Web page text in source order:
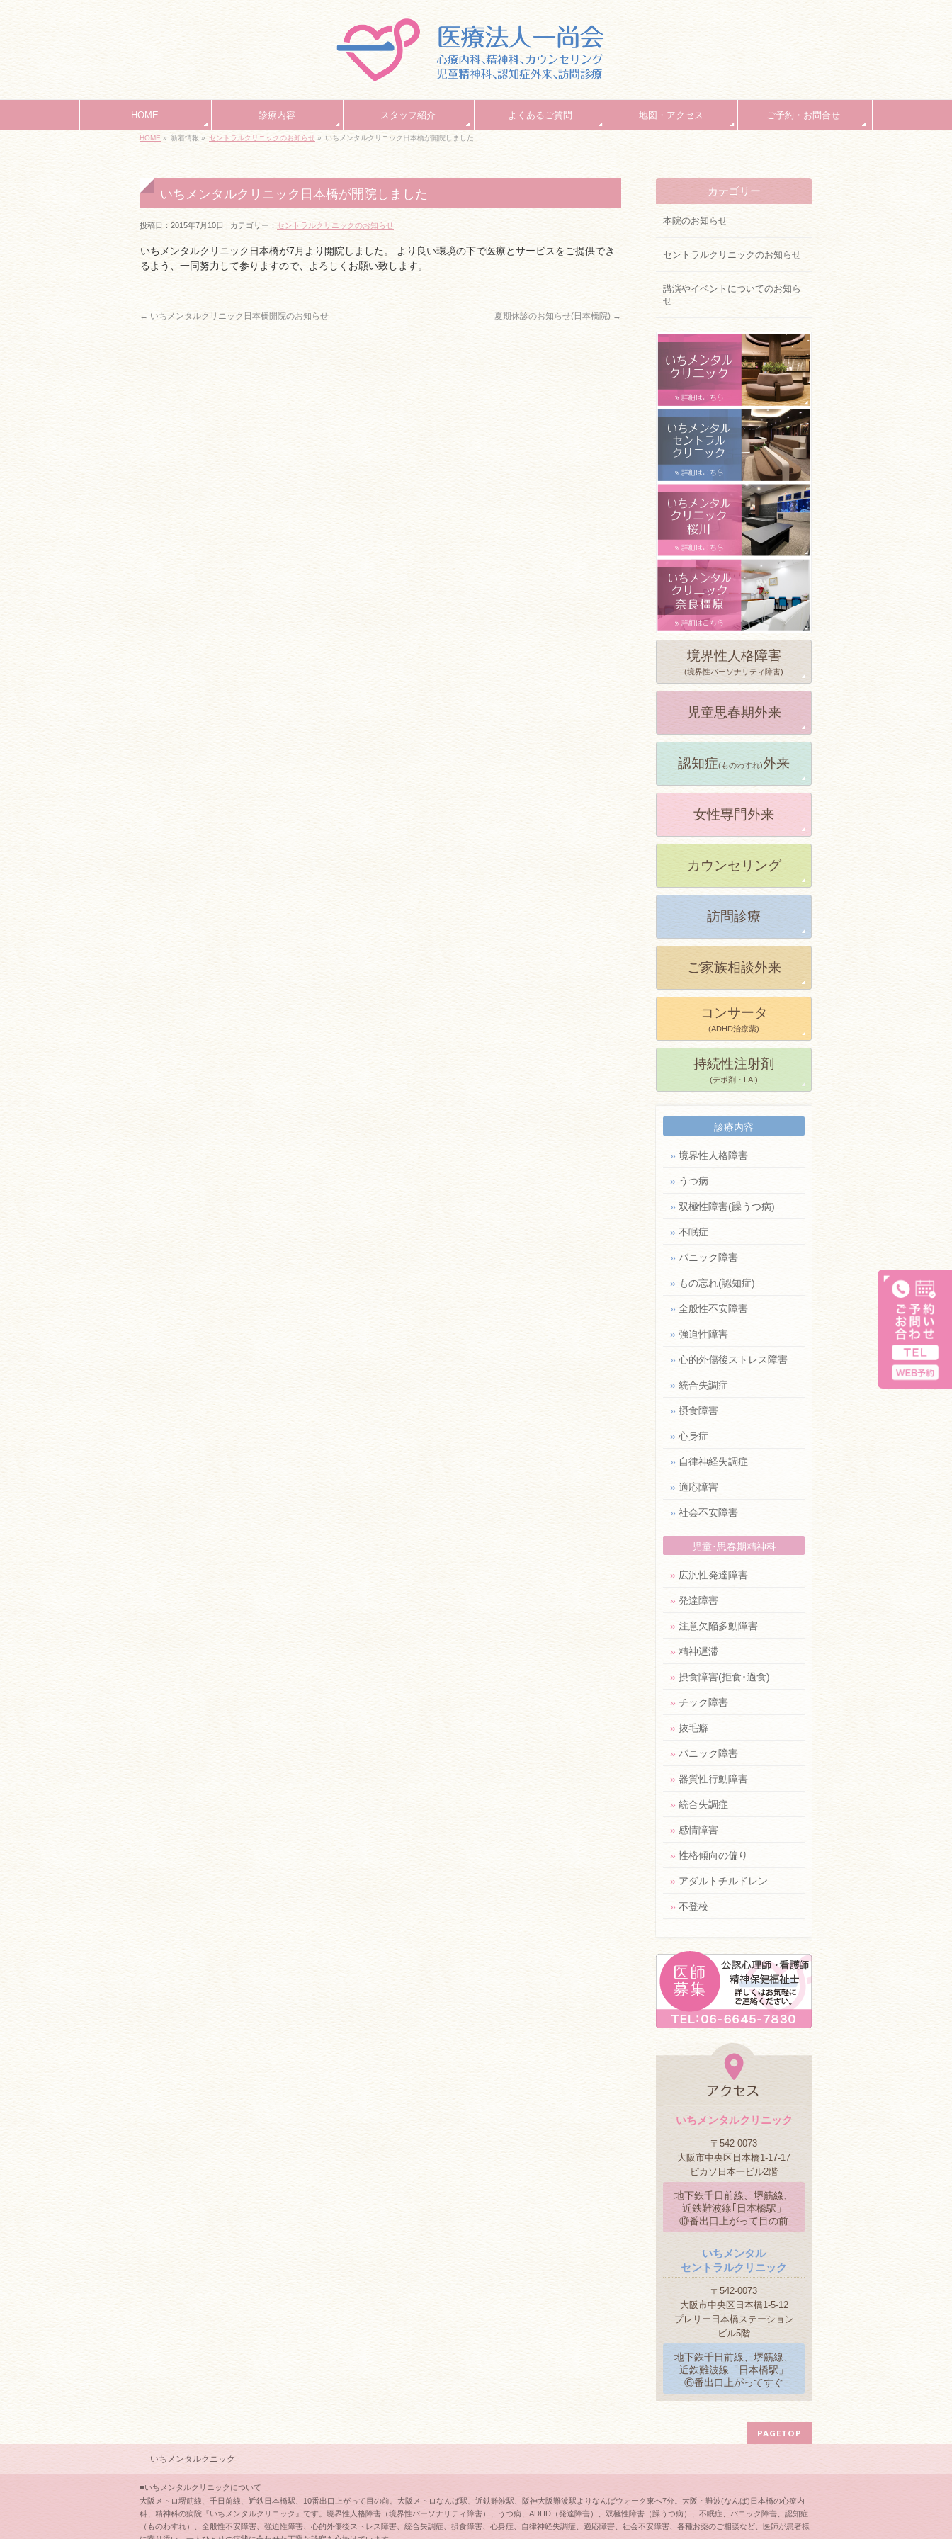
HOME 診療内容 スタッフ紹介 よくあるご質問 地図・アクセス ご予約・お問合せ
HOME » 新着情報 » セントラルクリニックのお知らせ » いちメンタルクリニック日本橋が開院しました
いちメンタルクリニック日本橋が開院しました
投稿日：2015年7月10日 | カテゴリー： セントラルクリニックのお知らせ
いちメンタルクリニック日本橋が7月より開院しました。 より良い環境の下で医療とサービスをご提供でき
るよう、一同努力して参りますので、よろしくお願い致します。
← いちメンタルクリニック日本橋開院のお知らせ 夏期休診のお知らせ(日本橋院) →
カテゴリー
本院のお知らせ
セントラルクリニックのお知らせ
講演やイベントについてのお知ら
せ
境界性人格障害
(境界性パーソナリティ障害)
児童思春期外来
認知症(ものわすれ)外来
女性専門外来
カウンセリング
訪問診療
ご家族相談外来
コンサータ
(ADHD治療薬)
持続性注射剤
(デポ剤・LAI)
診療内容
» 境界性人格障害
» うつ病
» 双極性障害(躁うつ病)
» 不眠症
» パニック障害
» もの忘れ(認知症)
» 全般性不安障害
» 強迫性障害
» 心的外傷後ストレス障害
» 統合失調症
» 摂食障害
» 心身症
» 自律神経失調症
» 適応障害
» 社会不安障害
児童･思春期精神科
» 広汎性発達障害
» 発達障害
» 注意欠陥多動障害
» 精神遅滞
» 摂食障害(拒食･過食)
» チック障害
» 抜毛癖
» パニック障害
» 器質性行動障害
» 統合失調症
» 感情障害
» 性格傾向の偏り
» アダルトチルドレン
» 不登校
いちメンタルクリニック
〒542-0073
大阪市中央区日本橋1-17-17
ピカソ日本一ビル2階
地下鉄千日前線、堺筋線、
近鉄難波線｢日本橋駅」
⑩番出口上がって目の前
いちメンタル
セントラルクリニック
〒542-0073
大阪市中央区日本橋1-5-12
プレリー日本橋ステーション
ビル5階
地下鉄千日前線、堺筋線、
近鉄難波線「日本橋駅」
⑥番出口上がってすぐ
PAGETOP
いちメンタルクニック
■いちメンタルクリニックについて
大阪メトロ堺筋線、千日前線、近鉄日本橋駅、10番出口上がって目の前。大阪メトロなんば駅、近鉄難波駅、阪神大阪難波駅よりなんばウォーク東へ7分。大阪・難波(なんば)日本橋の心療内
科、精神科の病院『いちメンタルクリニック』です。境界性人格障害（境界性パーソナリティ障害）、うつ病、ADHD（発達障害）、双極性障害（躁うつ病）、不眠症、パニック障害、認知症
（ものわすれ）、全般性不安障害、強迫性障害、心的外傷後ストレス障害、統合失調症、摂食障害、心身症、自律神経失調症、適応障害、社会不安障害、各種お薬のご相談など、医師が患者様